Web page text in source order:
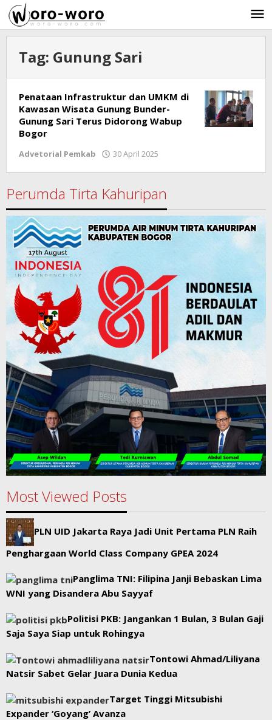
Skip
to
content
Tag: Gunung Sari
Penataan Infrastruktur dan UMKM di
Kawasan Wisata Gunung Bunder-
Gunung Sari Terus Didorong Wabup
Bogor
Advetorial Pemkab 30 April 2025
Perumda Tirta Kahuripan
Most Viewed Posts
PLN UID Jakarta Raya Jadi Unit Pertama PLN Raih
Penghargaan World Class Company GPEA 2024
Panglima TNI: Filipina Janji Bebaskan Lima
WNI yang Disandera Abu Sayyaf
Politisi PKB: Jangankan 1 Bulan, 3 Bulan Gaji
Saja Saya Siap untuk Rohingya
Tontowi Ahmad/Liliyana
Natsir Sabet Gelar Juara Dunia Kedua
Target Tinggi Mitsubishi
Expander ‘Goyang’ Avanza